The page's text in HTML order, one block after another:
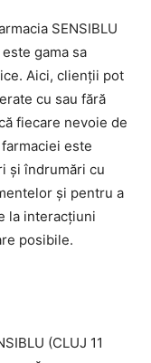
SENSIBLU
este gama sa
Aici, clienții pot
cu sau fără
fiecare nevoie de
este
și îndrumări cu
și pentru a
la interacțiuni
posibile.
(CLUJ 11